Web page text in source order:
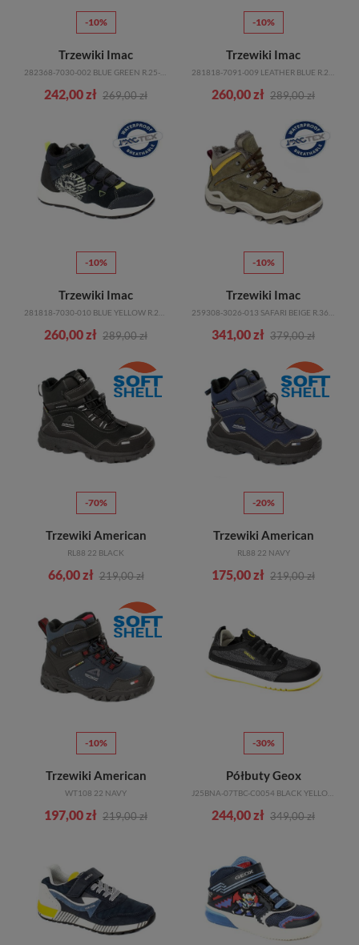
-10%
Trzewiki Imac
282368-7030-002 BLUE GREEN R.25-35
242,00 zł 269,00 zł
-10%
Trzewiki Imac
260,00 zł 289,00 zł
-10%
Trzewiki Imac
260,00 zł 289,00 zł
-10%
Trzewiki Imac
341,00 zł 379,00 zł
-70%
Trzewiki American
RL88 22 BLACK
66,00 zł 219,00 zł
-20%
Trzewiki American
RL88 22 NAVY
175,00 zł 219,00 zł
-10%
Trzewiki American
WT108 22 NAVY
197,00 zł 219,00 zł
-30%
Półbuty Geox
J25BNA-07TBC-C0054 BLACK YELLOW R.36-39
244,00 zł 349,00 zł